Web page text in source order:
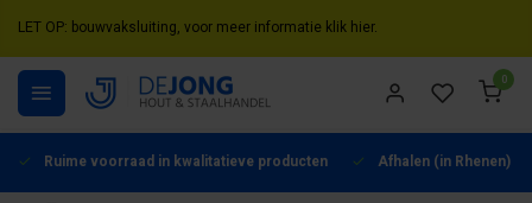
LET OP: bouwvaksluiting, voor meer informatie klik hier.
0
Ruime voorraad in kwalitatieve producten Afhalen (in Rhenen)